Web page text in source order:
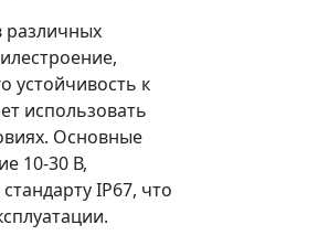
различных
устойчивость к
использовать
Основные
10-30 В,
IP67, что